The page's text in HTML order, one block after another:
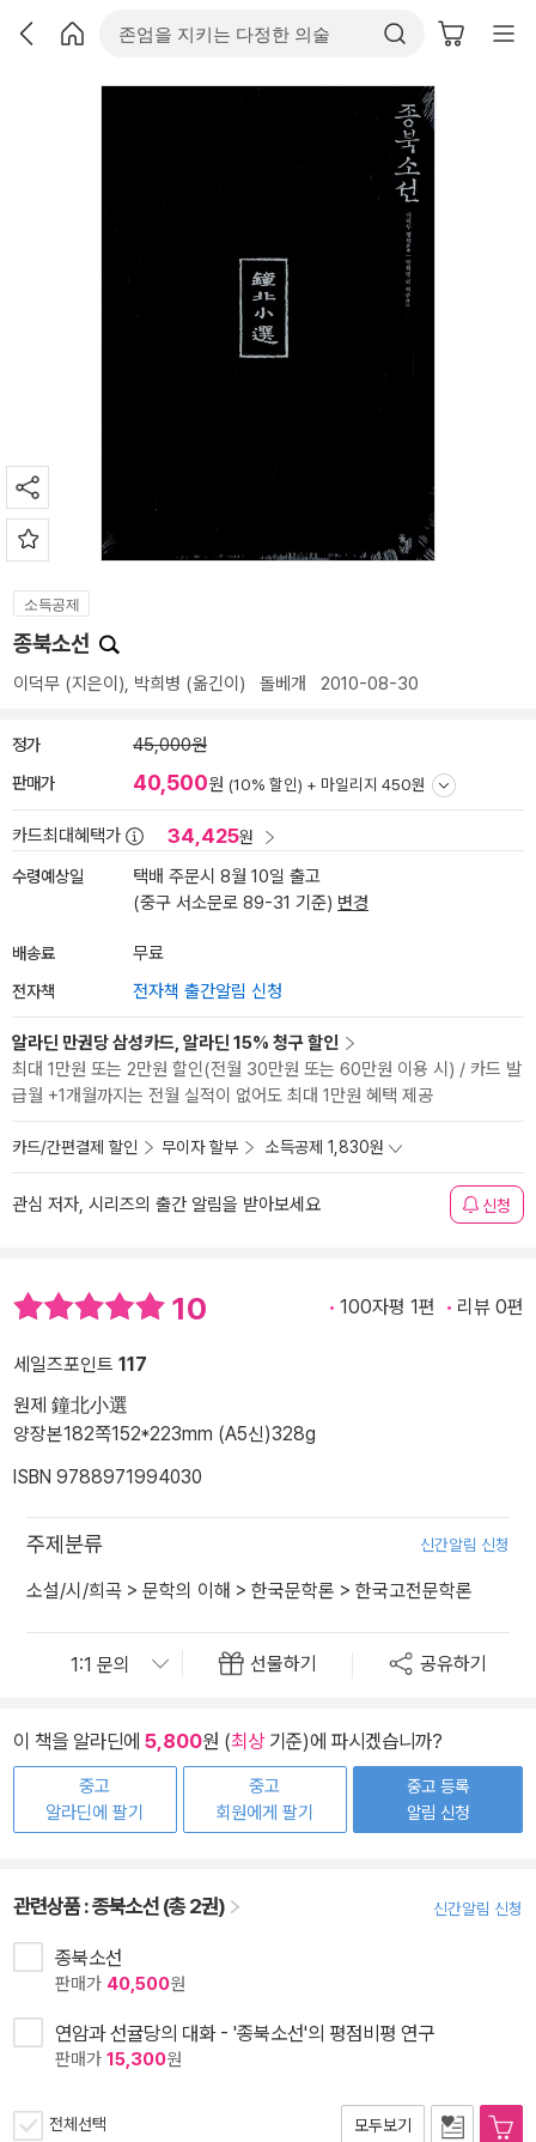
소득공제
종북소선
이덕무 (지은이), 박희병 (옮긴이) 돌베개 2010-08-30
정가 45,000원
판매가 40,500원 (10% 할인) + 마일리지 450원
카드최대혜택가 34,425원
수령예상일
택배 주문시 8월 10일 출고
(중구 서소문로 89-31 기준) 변경
배송료 무료
전자책 전자책 출간알림 신청
알라딘 만권당 삼성카드, 알라딘 15% 청구 할인
최대 1만원 또는 2만원 할인(전월 30만원 또는 60만원 이용 시) / 카드 발
급월 +1개월까지는 전월 실적이 없어도 최대 1만원 혜택 제공
카드/간편결제 할인 무이자 할부 소득공제 1,830원
관심 저자, 시리즈의 출간 알림을 받아보세요 신청
10 100자평 1편 리뷰 0편
세일즈포인트 117
원제 鐘北小選
양장본182쪽152*223mm (A5신)328g
ISBN 9788971994030
주제분류 신간알림 신청
소설/시/희곡 > 문학의 이해 > 한국문학론 > 한국고전문학론
선물하기 공유하기
이 책을 알라딘에 5,800원 (최상기준)에 파시겠습니까?
중고
알라딘에 팔기
중고
회원에게 팔기
중고 등록
알림 신청
관련상품 :종북소선 (총 2권) 신간알림 신청
종북소선
판매가 40,500원
연암과 선귤당의 대화 - '종북소선'의 평점비평 연구
판매가 15,300원
전체선택 모두보기